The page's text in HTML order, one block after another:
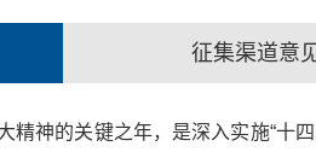
征集渠道意
的关键之年，是深入实施“十四